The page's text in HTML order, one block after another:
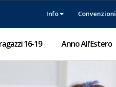
Info Convenzioni
ragazzi 16-19 Anno All'Estero